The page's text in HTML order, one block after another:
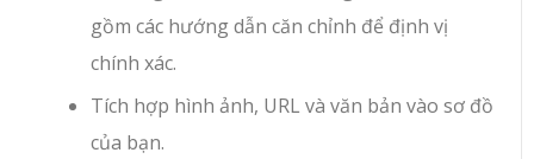
gồm các hướng dẫn căn chỉnh để định vị
chính xác.
Tích hợp hình ảnh, URL và văn bản vào sơ đồ
của bạn.